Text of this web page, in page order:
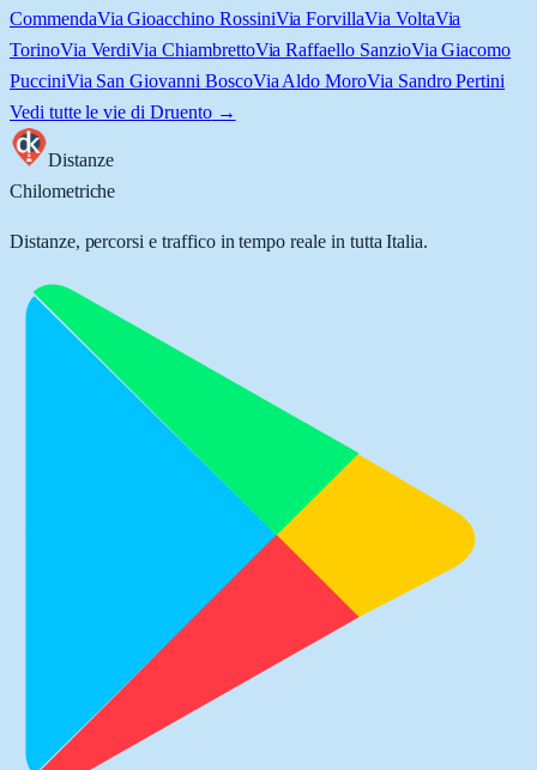
CommendaVia Gioacchino RossiniVia ForvillaVia VoltaVia
TorinoVia VerdiVia ChiambrettoVia Raffaello SanzioVia Giacomo
PucciniVia San Giovanni BoscoVia Aldo MoroVia Sandro Pertini
Vedi tutte le vie di Druento→
Distanze
Chilometriche
Distanze, percorsi e traffico in tempo reale in tutta Italia.